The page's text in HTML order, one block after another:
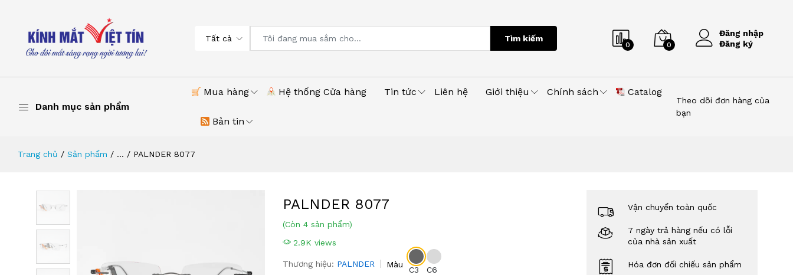
Tất cả Tìm kiếm
0 0
Đăng nhập
Đăng ký
Danh mục sản phẩm
Mua hàng Hệ thống Cửa hàng Tin tức Liên hệ Giới thiệu Chính sách Catalog
Bản tin
Theo dõi đơn hàng của
bạn
Trang chủ Sản phẩm ... PALNDER 8077
PALNDER 8077
(Còn 4 sản phẩm)
2.9K views
Thương hiệu: PALNDER Màu
C3 C6
Vận chuyển toàn quốc
7 ngày trả hàng nếu có lỗi
của nhà sản xuất
Hóa đơn đối chiếu sản phẩm